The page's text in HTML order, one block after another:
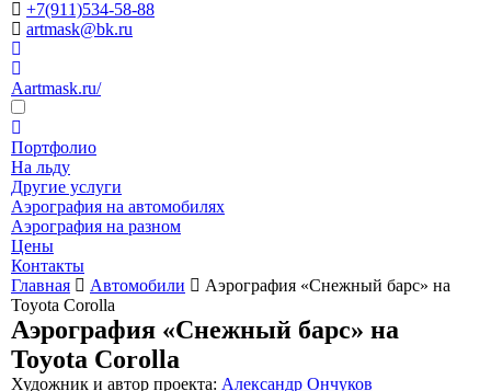
+7(911)534-58-88
artmask@bk.ru
Aartmask.ru/
Портфолио
На льду
Другие услуги
Аэрография на автомобилях
Аэрография на разном
Цены
Контакты
Главная
Автомобили
Аэрография «Снежный барс» на
Toyota Corolla
Аэрография «Снежный барс» на
Toyota Corolla
Художник и автор проекта: Александр Ончуков